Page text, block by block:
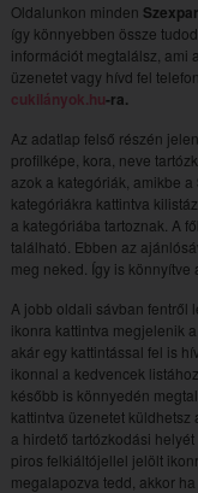
Oldalunkon minden
így könnyebben össze
információt megtalálsz, ami
üzenetet vagy hívd fel
cukilányok.hu-ra.
Az adatlap felső részén
profilképe, kora, neve
azok a kategóriák, amikbe a
kategóriákra kattintva
a kategóriába tartoznak. A
található. Ebben az
meg neked. Így is könnyítve
A jobb oldali sávban fentről
ikonra kattintva megjelenik
akár egy kattintással fel is
ikonnal a kedvencek
később is könnyedén
kattintva üzenetet
a hirdető tartózkodási
piros felkiáltójellel jelölt
megalapozva tedd, akkor